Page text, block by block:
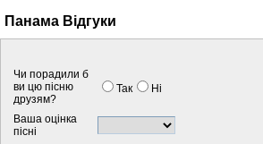
Панама Вiдгуки
Чи порадили б
ви цю пісню
друзям?
Так Нi
Ваша оцінка
пісні